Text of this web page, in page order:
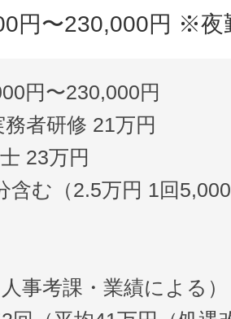
円〜230,000円 ※夜
円〜230,000円
務者研修 21万円
23万円
含む（2.5万円 1回
事考課・業績による）